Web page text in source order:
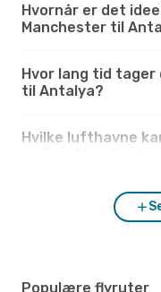
Hvornår er det
Manchester til
Hvor lang tid
til Antalya?
Hvilke lufthavne
Populære flyruter